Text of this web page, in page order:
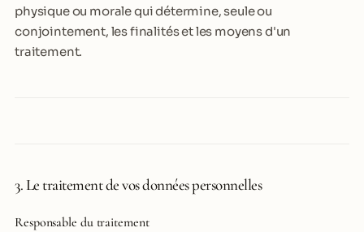
physique ou morale qui détermine, seule ou
conjointement, les finalités et les moyens d'un
traitement.
3. Le traitement de vos données personnelles
Responsable du traitement